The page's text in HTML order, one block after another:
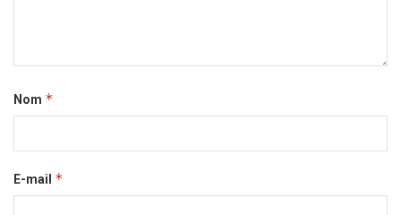
Nom *
E-mail *